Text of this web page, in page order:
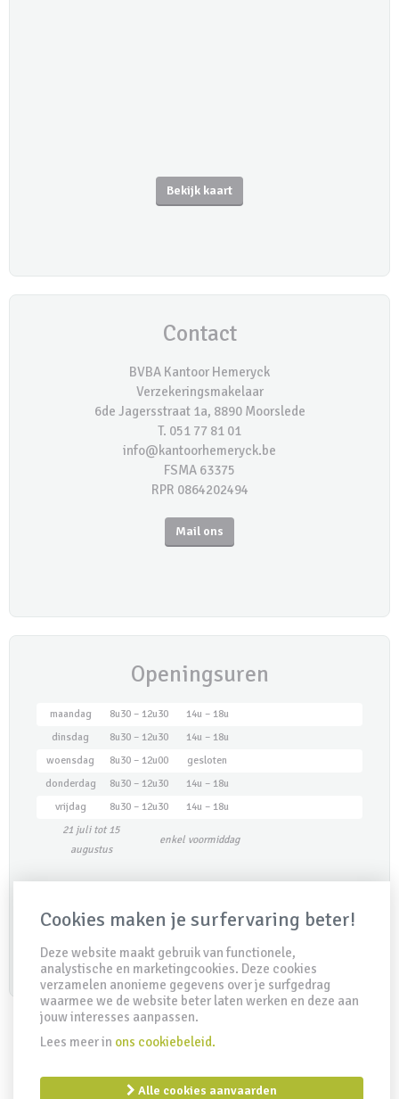
Bekijk kaart
Contact
BVBA Kantoor Hemeryck
Verzekeringsmakelaar
6de Jagersstraat 1a, 8890 Moorslede
T. 051 77 81 01
info@kantoorhemeryck.be
FSMA 63375
RPR 0864202494
Mail ons
Openingsuren
maandag 8u30 – 12u30
14u – 18u
dinsdag
8u30 – 12u30
14u – 18u
woensdag
8u30 – 12u00
gesloten
donderdag
8u30 – 12u30
14u – 18u
vrijdag
8u30 – 12u30
14u – 18u
21 juli tot 15
augustus
enkel voormiddag
Maak een afspraak
Remuneratiebeleid
Cookies maken je surfervaring beter!
Deze website maakt gebruik van functionele,
analystische en marketingcookies. Deze cookies
verzamelen anonieme gegevens over je surfgedrag
waarmee we de website beter laten werken en deze aan
jouw interesses aanpassen.
Lees meer in ons cookiebeleid.
Alle cookies aanvaarden